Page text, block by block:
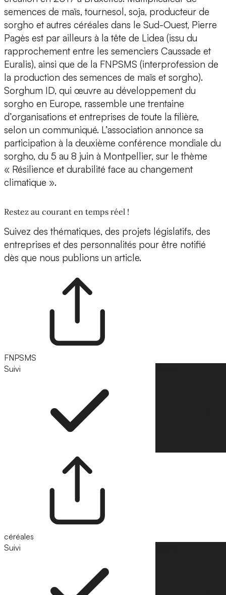
semences de maïs, tournesol, soja, producteur de
sorgho et autres céréales dans le Sud-Ouest, Pierre
Pagès est par ailleurs à la tête de Lidea (issu du
rapprochement entre les semenciers Caussade et
Euralis), ainsi que de la FNPSMS (interprofession de
la production des semences de maïs et sorgho).
Sorghum ID, qui œuvre au développement du
sorgho en Europe, rassemble une trentaine
d’organisations et entreprises de toute la filière,
selon un communiqué. L’association annonce sa
participation à la deuxième conférence mondiale du
sorgho, du 5 au 8 juin à Montpellier, sur le thème
« Résilience et durabilité face au changement
climatique ».
Restez au courant en temps réel !
Suivez des thématiques, des projets législatifs, des
entreprises et des personnalités pour être notifié
dès que nous publions un article.
FNPSMS
Suivi
céréales
Suivi